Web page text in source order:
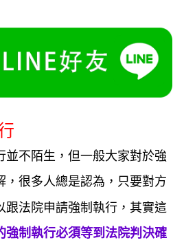
並不陌生，但一般大家對於強
，很多人總是認為，只要對方
跟法院申請強制執行，其實這
強制執行必須等到法院判決確